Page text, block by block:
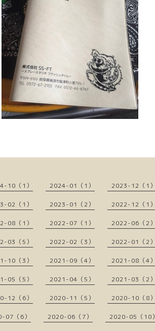
10（1） 2024-01（1） 2023-12（1）
02（1） 2023-01（2） 2022-12（1）
08（1） 2022-07（1） 2022-06（2）
03（5） 2022-02（3） 2022-01（2）
10（3） 2021-09（4） 2021-08（4）
05（5） 2021-04（5） 2021-03（2）
12（6） 2020-11（5） 2020-10（8）
07（6） 2020-06（7） 2020-05（10）